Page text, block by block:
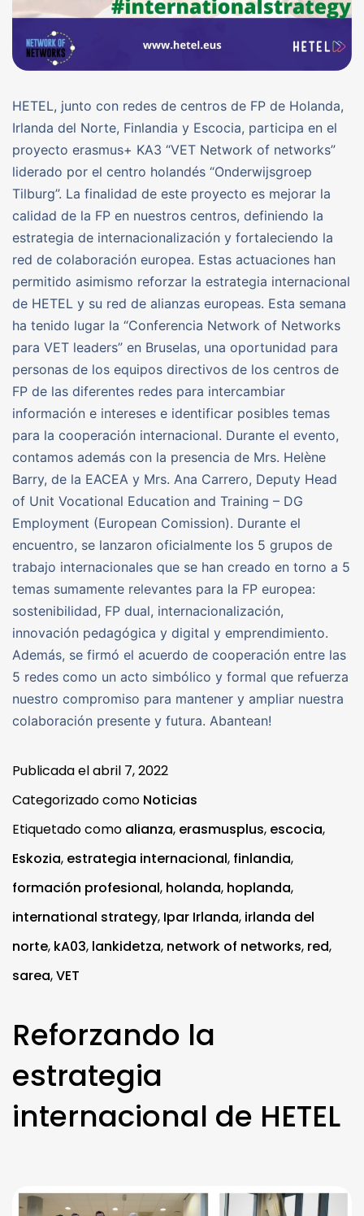
HETEL, junto con redes de centros de FP de Holanda,
Irlanda del Norte, Finlandia y Escocia, participa en el
proyecto erasmus+ KA3 “VET Network of networks”
liderado por el centro holandés “Onderwijsgroep
Tilburg”. La finalidad de este proyecto es mejorar la
calidad de la FP en nuestros centros, definiendo la
estrategia de internacionalización y fortaleciendo la
red de colaboración europea. Estas actuaciones han
permitido asimismo reforzar la estrategia internacional
de HETEL y su red de alianzas europeas. Esta semana
ha tenido lugar la “Conferencia Network of Networks
para VET leaders” en Bruselas, una oportunidad para
personas de los equipos directivos de los centros de
FP de las diferentes redes para intercambiar
información e intereses e identificar posibles temas
para la cooperación internacional. Durante el evento,
contamos además con la presencia de Mrs. Helène
Barry, de la EACEA y Mrs. Ana Carrero, Deputy Head
of Unit Vocational Education and Training – DG
Employment (European Comission). Durante el
encuentro, se lanzaron oficialmente los 5 grupos de
trabajo internacionales que se han creado en torno a 5
temas sumamente relevantes para la FP europea:
sostenibilidad, FP dual, internacionalización,
innovación pedagógica y digital y emprendimiento.
Además, se firmó el acuerdo de cooperación entre las
5 redes como un acto simbólico y formal que refuerza
nuestro compromiso para mantener y ampliar nuestra
colaboración presente y futura. Abantean!
Publicada elabril 7, 2022
Categorizado como Noticias
Etiquetado como alianza, erasmusplus, escocia,
Eskozia, estrategia internacional, finlandia,
formación profesional, holanda, hoplanda,
international strategy, Ipar Irlanda, irlanda del
norte, kA03, lankidetza, network of networks, red,
sarea,VET
Reforzando la
estrategia
internacional de HETEL